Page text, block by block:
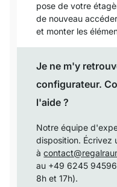
pose de votre
de nouveau
et monter les
Je ne m'y
configurateur.
l'aide ?
Notre équipe
disposition. Écrivez
à
au +49 6245
8h et 17h).